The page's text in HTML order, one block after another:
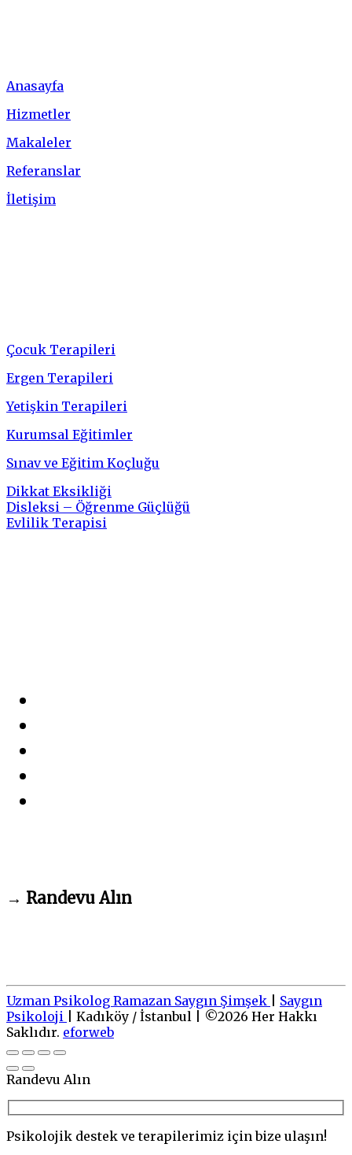
Anasayfa
Hizmetler
Makaleler
Referanslar
İletişim
Çocuk Terapileri
Ergen Terapileri
Yetişkin Terapileri
Kurumsal Eğitimler
Sınav ve Eğitim Koçluğu
Dikkat Eksikliği
Disleksi – Öğrenme Güçlüğü
Evlilik Terapisi
→ Randevu Alın
Uzman Psikolog Ramazan Saygın Şimşek
Saygın
Psikoloji
Kadıköy / İstanbul ©2026 Her Hakkı
Saklıdır. eforweb
Go
to
top
Randevu Alın
Psikolojik destek ve terapilerimiz için bize ulaşın!